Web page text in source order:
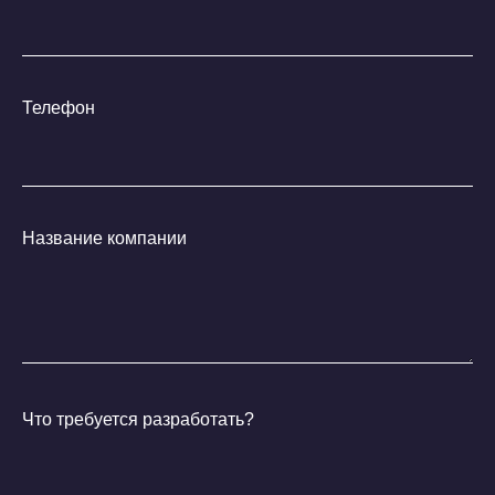
Телефон
Название компании
Что требуется разработать?
Мы защищаем твой